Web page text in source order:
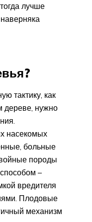
лучше
тактику, как
дереве, нужно
насекомых
больные
породы
–
вредителя
Плодовые
механизм